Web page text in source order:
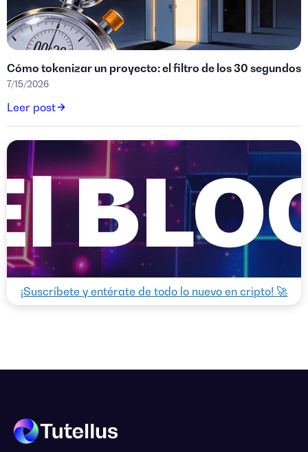
Cómo tokenizar un proyecto: el filtro de los 30 segundos
7/15/2026
Leer post
¡Suscríbete y entérate de todo lo nuevo en cripto! 🚀